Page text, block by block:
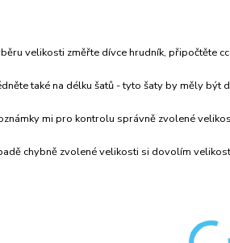
velikosti změřte dívce hrudník, připočtěte
také na délku šatů - tyto šaty by měly být
mi pro kontrolu správně zvolené
chybně zvolené velikosti si dovolím